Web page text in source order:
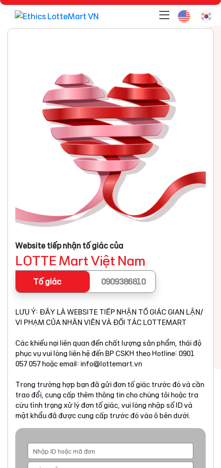
Website tiếp nhận tố giác của
LOTTE Mart Việt Nam
Tố giác 0909386810
LƯU Ý: ĐÂY LÀ WEBSITE TIẾP NHẬN TỐ GIÁC GIAN LẬN/
VI PHẠM CỦA NHÂN VIÊN VÀ ĐỐI TÁC LOTTEMART
Các khiếu nại liên quan đến chất lượng sản phẩm, thái độ
phục vụ vui lòng liên hệ đến BP CSKH theo Hotline: 0901
057 057 hoặc email: info@lottemart.vn
Trong trường hợp bạn đã gửi đơn tố giác trước đó và cần
trao đổi, cung cấp thêm thông tin cho chúng tôi hoặc tra
cứu tình trạng xử lý đơn tố giác, vui lòng nhập số ID và
mật khẩu đã được cung cấp trước đó vào ô bên dưới.